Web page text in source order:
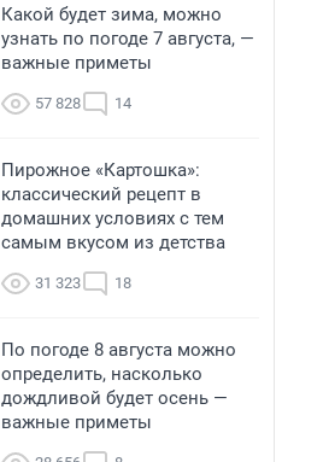
Какой будет зима, можно
узнать по погоде 7 августа, —
важные приметы
57 828 14
Пирожное «Картошка»:
классический рецепт в
домашних условиях с тем
самым вкусом из детства
31 323 18
По погоде 8 августа можно
определить, насколько
дождливой будет осень —
важные приметы